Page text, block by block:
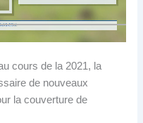
cours de la 2021, la
de nouveaux
la couverture de